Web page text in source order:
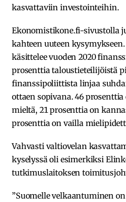
kasvattaviin investointeihin.
Ekonomistikone.fi-sivustolla
kahteen uuteen
käsittelee vuoden 2020
prosenttia taloustieteilijöistä
finanssipoliittista linjaa
ottaen sopivana. 46
mieltä, 21 prosenttia on
prosenttia on vailla
Vahvasti valtiovelan
kyselyssä oli esimerkiksi
tutkimuslaitoksen
”Suomelle velkaantuminen